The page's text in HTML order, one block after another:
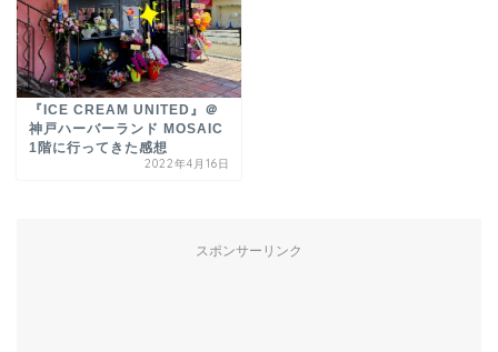
『ICE CREAM UNITED』＠
神戸ハーバーランド MOSAIC
1階に行ってきた感想
2022年4月16日
スポンサーリンク